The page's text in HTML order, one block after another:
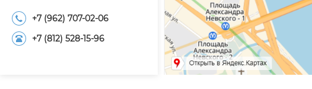
+7 (962) 707-02-06
+7 (812) 528-15-96